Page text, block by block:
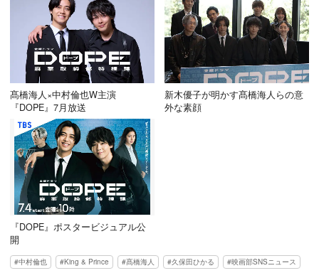
髙橋海人×中村倫也W主演
『DOPE』7月放送
新木優子が明かす髙橋海人らの意
外な素顔
『DOPE』ポスタービジュアル公
開
中村倫也 King & Prince 髙橋海人 久保田ひかる 映画部SNSニュース